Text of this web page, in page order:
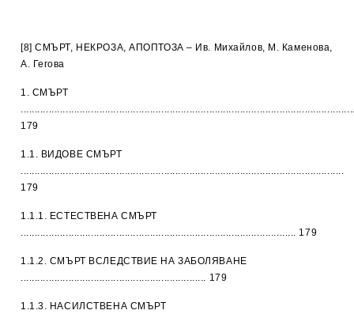
[8] СМЪРТ, НЕКРОЗА, АПОПТОЗА – Ив. Михайлов, М. Каменова,
А. Гегова
1. СМЪРТ
179
1.1. ВИДОВЕ СМЪРТ
...................................................................................................................
179
1.1.1. ЕСТЕСТВЕНА СМЪРТ
.................................................................................................. 179
1.1.2. СМЪРТ ВСЛЕДСТВИЕ НА ЗАБОЛЯВАНЕ
.................................................................. 179
1.1.3. НАСИЛСТВЕНА СМЪРТ